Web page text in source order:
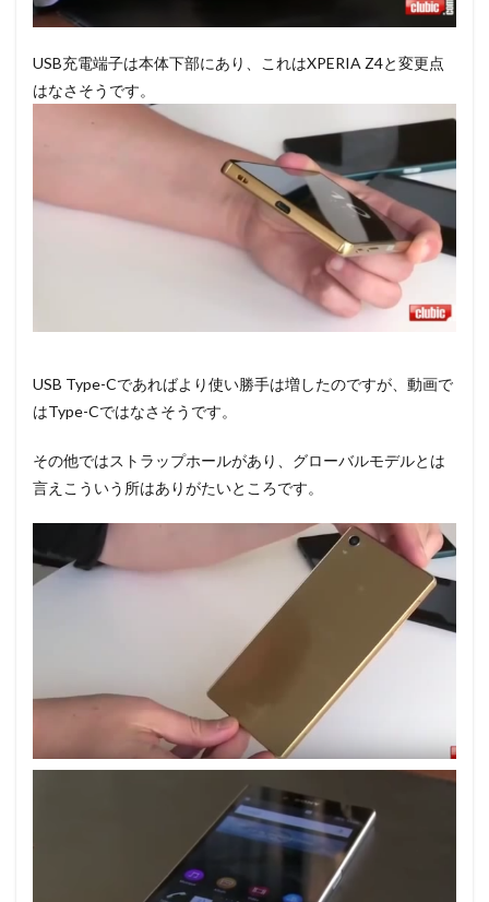
USB充電端子は本体下部にあり、これはXPERIA Z4と変更点
はなさそうです。
USB Type-Cであればより使い勝手は増したのですが、動画で
はType-Cではなさそうです。
その他ではストラップホールがあり、グローバルモデルとは
言えこういう所はありがたいところです。